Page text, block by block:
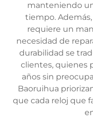
manteniendo
tiempo.
requiere un
necesidad de
durabilidad se
clientes, quienes
años sin
Baoruihua
que cada reloj que